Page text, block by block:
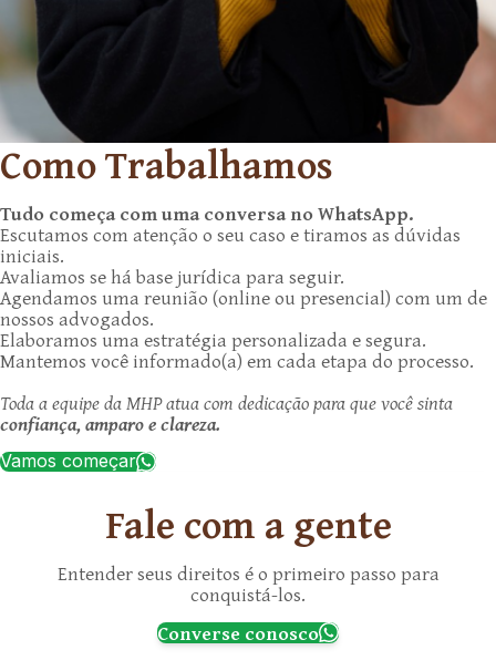
Como Trabalhamos
Tudo começa com uma conversa no WhatsApp.
Escutamos com atenção o seu caso e tiramos as dúvidas
iniciais.
Avaliamos se há base jurídica para seguir.
Agendamos uma reunião (online ou presencial) com um de
nossos advogados.
Elaboramos uma estratégia personalizada e segura.
Mantemos você informado(a) em cada etapa do processo.
Toda a equipe da MHP atua com dedicação para que você sinta
confiança, amparo e clareza.
Vamos começar
Fale com a gente
Entender seus direitos é o primeiro passo para
conquistá-los.
Converse conosco